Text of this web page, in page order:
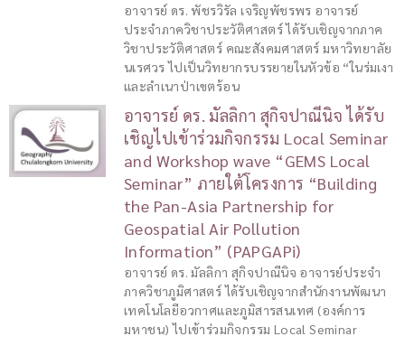
อาจารย์ ดร. พัชรวิรัล เจริญพัชรพร อาจารย์
ประจำภาควิชาประวัติศาสตร์ ได้รับเชิญจากภาค
วิชาประวัติศาสตร์ คณะสังคมศาสตร์ มหาวิทยาลัย
นเรศวร ไปเป็นวิทยากรบรรยายในหัวข้อ “ในร่มเงา
และลำเนาป่าเขตร้อน
อาจารย์ ดร. มัลลิกา สุกิจปาณีนิจ ได้รับ
เชิญไปเข้าร่วมกิจกรรม Local Seminar
and Workshop wave “GEMS Local
Seminar” ภายใต้โครงการ “Building
the Pan-Asia Partnership for
Geospatial Air Pollution
Information” (PAPGAPi)
อาจารย์ ดร. มัลลิกา สุกิจปาณีนิจ อาจารย์ประจำ
ภาควิชาภูมิศาสตร์ ได้รับเชิญจากสำนักงานพัฒนา
เทคโนโลยีอวกาศและภูมิสารสนเทศ (องค์การ
มหาชน) ไปเข้าร่วมกิจกรรม Local Seminar